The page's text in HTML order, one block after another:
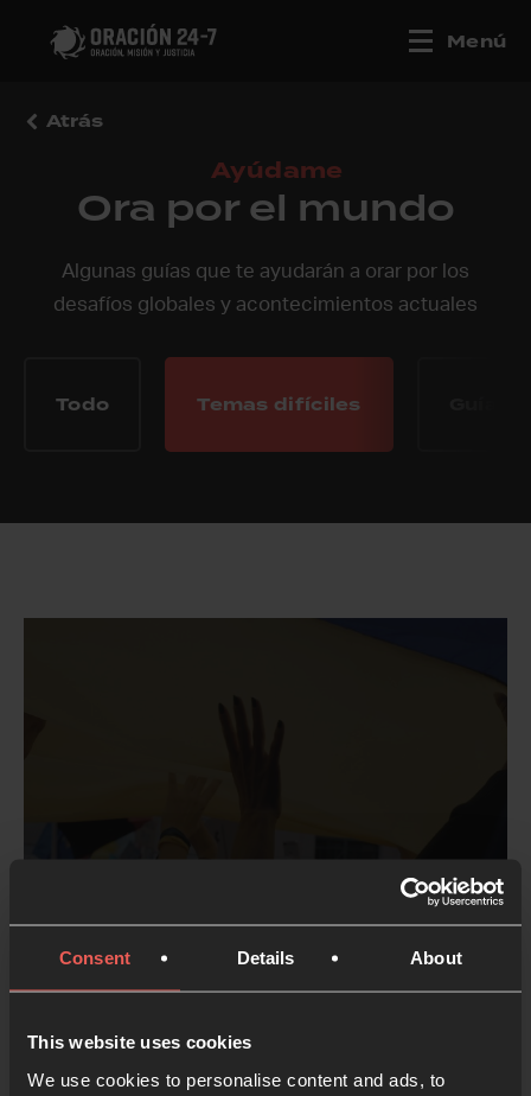
Consent Details About
This website uses cookies
We use cookies to personalise content and ads, to
Menú
Atrás
Ayúdame
Ora por el mundo
Algunas guías que te ayudarán a orar por los
desafíos globales y acontecimientos actuales
Todo Temas difíciles
1 MINS. LECTURA